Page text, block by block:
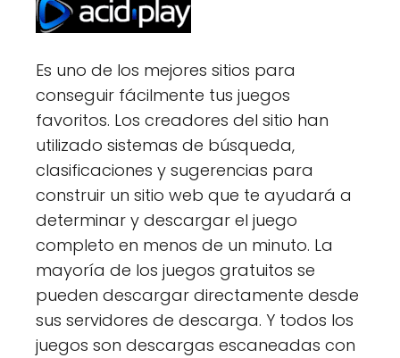
Es uno de los mejores sitios para
conseguir fácilmente tus juegos
favoritos. Los creadores del sitio han
utilizado sistemas de búsqueda,
clasificaciones y sugerencias para
construir un sitio web que te ayudará a
determinar y descargar el juego
completo en menos de un minuto. La
mayoría de los juegos gratuitos se
pueden descargar directamente desde
sus servidores de descarga. Y todos los
juegos son descargas escaneadas con